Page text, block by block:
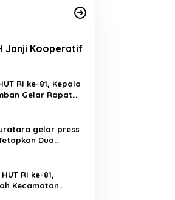
Janji Kooperatif
RI ke-81, Kepala
Gelar Rapat
Bersama Panitia
gelar press
Dua
Tersangka
BBM Tewaskan
RI ke-81,
Kecamatan
Gelar Berbagai